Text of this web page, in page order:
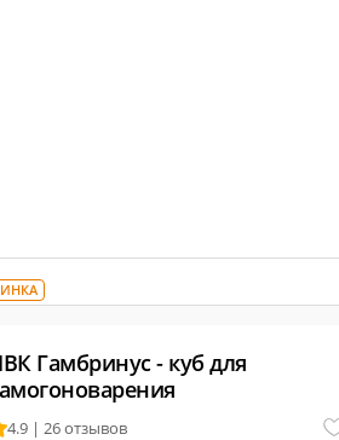
Гамбринус - куб для
4.9 | 26 отзывов